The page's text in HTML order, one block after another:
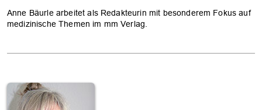
Anne Bäurle arbeitet als Redakteurin mit besonderem Fokus auf
medizinische Themen im mm Verlag.